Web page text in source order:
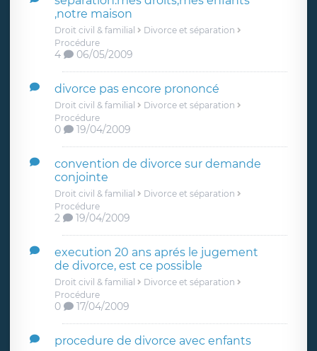
,notre maison
Droit civil & familial
Divorce et séparation
Procédure
4 06/05/2009
divorce pas encore prononcé
Droit civil & familial
Divorce et séparation
Procédure
0 19/04/2009
convention de divorce sur demande
conjointe
Droit civil & familial
Divorce et séparation
Procédure
2 19/04/2009
execution 20 ans aprés le jugement
de divorce, est ce possible
Droit civil & familial
Divorce et séparation
Procédure
0 17/04/2009
procedure de divorce avec enfants